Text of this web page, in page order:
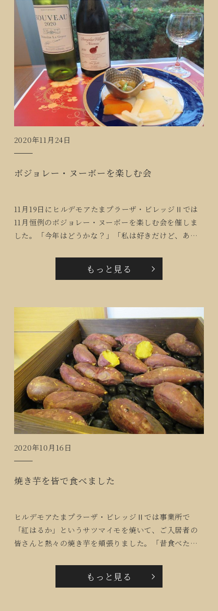
2020年11月24日
ボジョレー・ヌーボーを楽しむ会
11月19日にヒルデモアたまプラーザ・ビレッジⅡでは
11月恒例のボジョレー・ヌーボーを楽しむ会を催しま
した。「今年はどうかな？」「私は好きだけど、あま
もっと見る
2020年10月16日
焼き芋を皆で食べました
ヒルデモアたまプラーザ・ビレッジⅡでは事業所で
「紅はるか」というサツマイモを焼いて、ご入居者の
皆さんと熱々の焼き芋を頬張りました。「昔食べたの
もっと見る